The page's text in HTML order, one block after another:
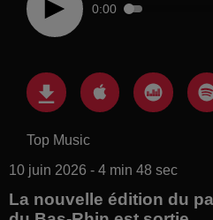
0:00
Top Music
10 juin 2026 - 4 min 48 sec
La nouvelle édition du